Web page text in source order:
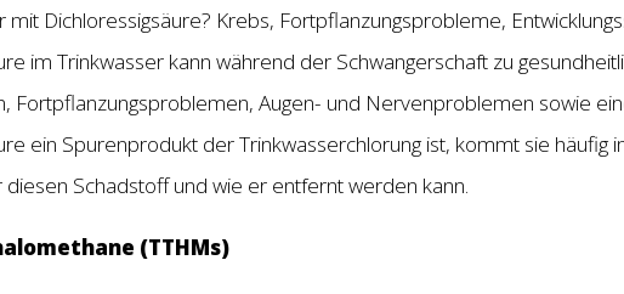
mit Dichloressigsäure? Krebs, Fortpflanzungsprobleme,
im Trinkwasser kann während der Schwangerschaft zu
Fortpflanzungsproblemen, Augen- und Nervenproblemen sowie
ein Spurenprodukt der Trinkwasserchlorung ist, kommt sie häufig
Schadstoff und wie er entfernt werden kann.
(TTHMs)